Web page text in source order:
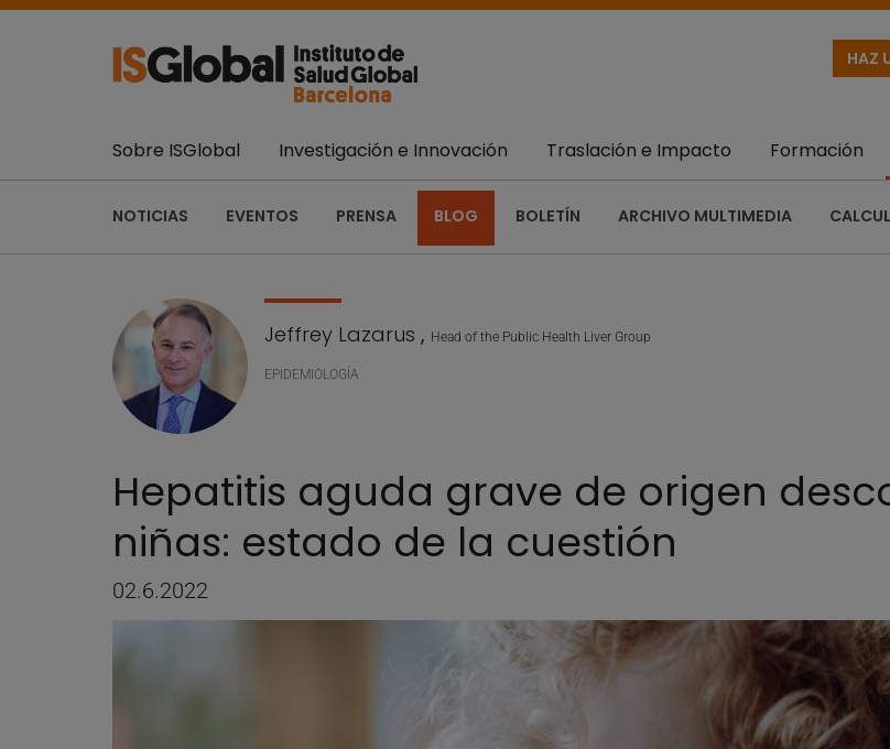
HAZ
Sobre ISGlobal Investigación e Innovación Traslación e Impacto Formación
NOTICIAS EVENTOS PRENSA BLOG BOLETÍN ARCHIVO MULTIMEDIA
Jeffrey Lazarus , Head of the Public Health Liver Group
EPIDEMIOLOGÍA
Hepatitis aguda grave de origen
niñas: estado de la cuestión
02.6.2022